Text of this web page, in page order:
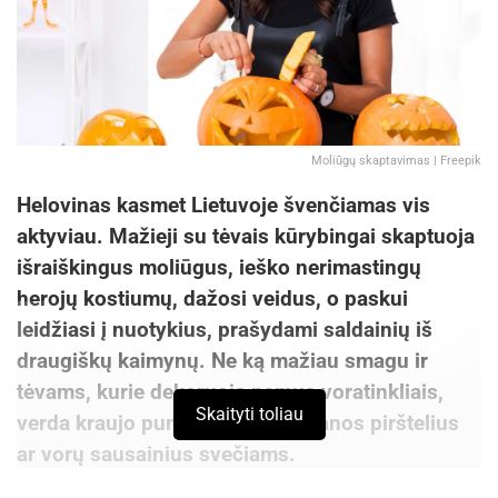
RY X
Australų atlikėjo RY X ir LNOBT pasirodymas
Lapkričio 8 d. (Vilnius)
Moliūgų skaptavimas | Freepik
Helovinas kasmet Lietuvoje švenčiamas vis
aktyviau. Mažieji su tėvais kūrybingai skaptuoja
išraiškingus moliūgus, ieško nerimastingų
herojų kostiumų, dažosi veidus, o paskui
leidžiasi į nuotykius, prašydami saldainių iš
draugiškų kaimynų. Ne ką mažiau smagu ir
tėvams, kurie dekoruoja namus voratinkliais,
verda kraujo punčą, gamina raganos pirštelius
ar vorų sausainius svečiams.
Skaityti toliau